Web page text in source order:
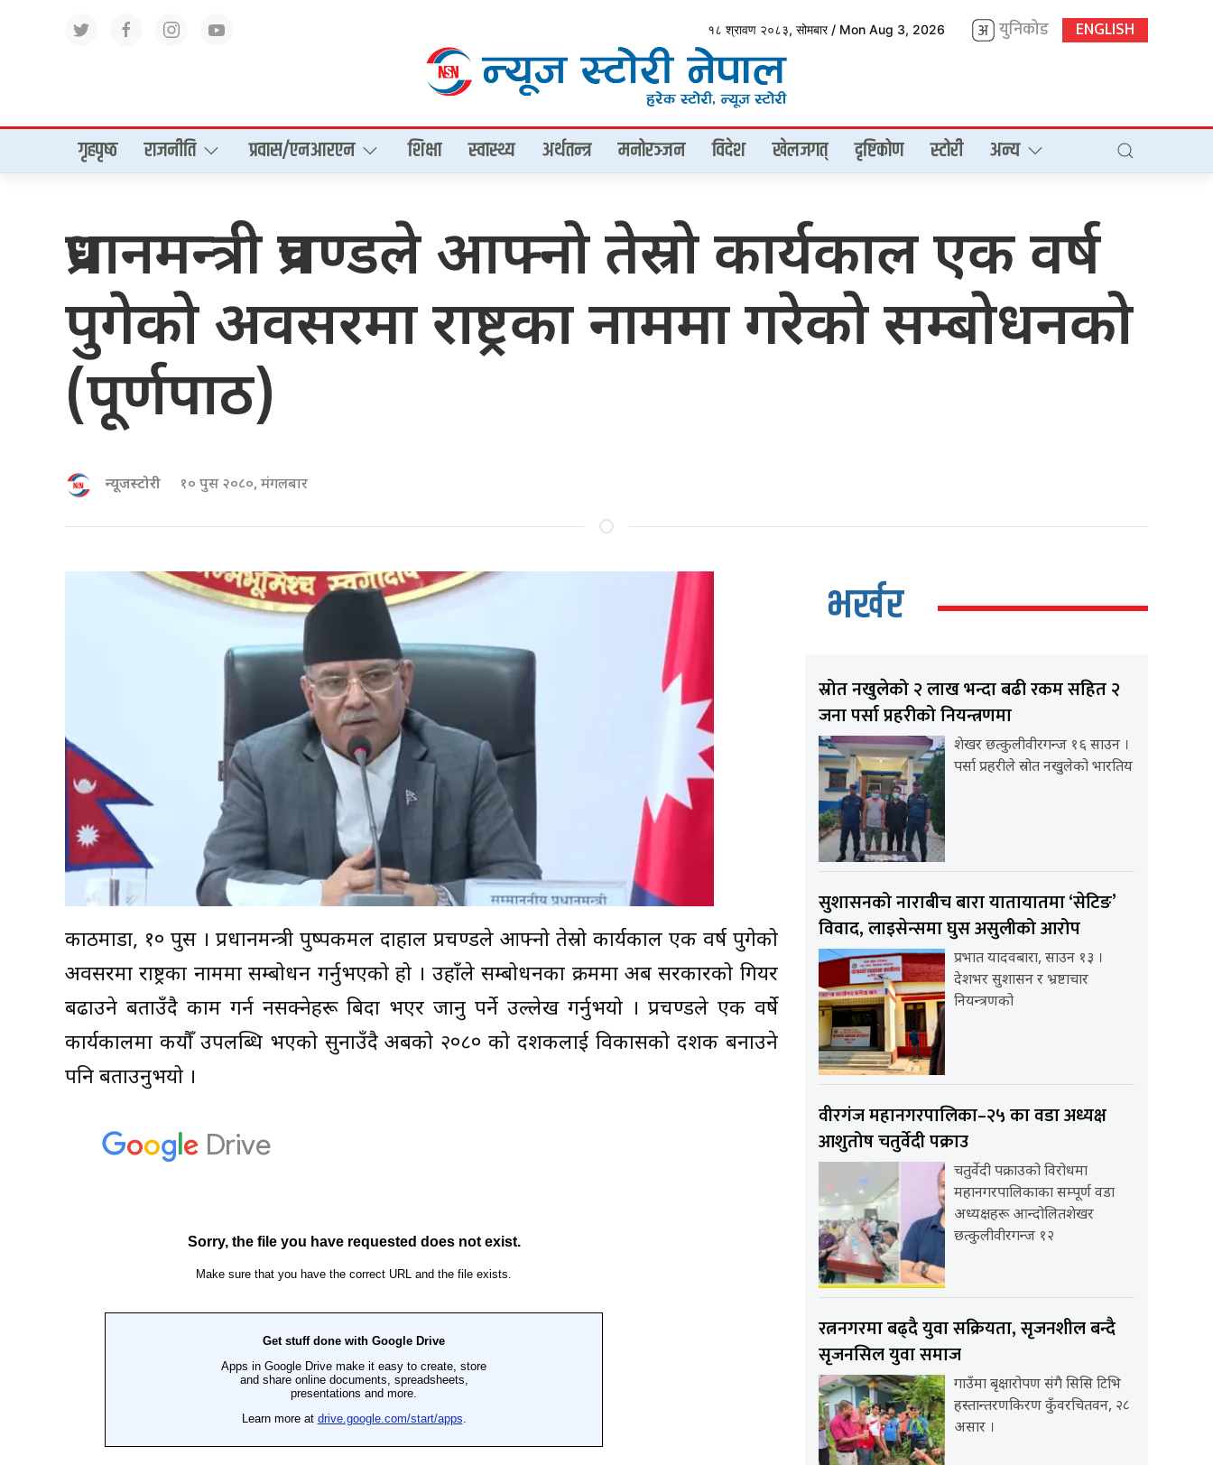
१८ श्रावण २०८३, सोमबार / Mon Aug 3, 2026 युनिकोड ENGLISH
गृहपृष्‍ठ राजनीति प्रवास/एनआरएन शिक्षा स्वास्थ्य अर्थतन्त्र मनोरञ्जन विदेश खेलजगत् दृष्टिकोण स्टोरी अन्य
प्रधानमन्त्री प्रचण्डले आफ्नो तेस्रो कार्यकाल एक वर्ष
पुगेको अवसरमा राष्ट्रका नाममा गरेको सम्बोधनको
(पूर्णपाठ)
न्यूजस्टोरी १० पुस २०८०, मंगलबार
काठमाडौं, १० पुस । प्रधानमन्त्री पुष्पकमल दाहाल प्रचण्डले आफ्नो तेस्रो कार्यकाल एक वर्ष पुगेको
अवसरमा राष्ट्रका नाममा सम्बोधन गर्नुभएको हो । उहाँले सम्बोधनका क्रममा अब सरकारको गियर
बढाउने बताउँदै काम गर्न नसक्नेहरू बिदा भएर जानु पर्ने उल्लेख गर्नुभयो । प्रचण्डले एक वर्षे
कार्यकालमा कयौँ उपलब्धि भएको सुनाउँदै अबको २०८० को दशकलाई विकासको दशक बनाउने
पनि बताउनुभयो ।
भर्खर
स्रोत नखुलेको २ लाख भन्दा बढी रकम सहित २
जना पर्सा प्रहरीको नियन्त्रणमा
शेखर छत्कुलीवीरगन्ज १६ साउन ।
पर्सा प्रहरीले स्रोत नखुलेको भारतिय
सुशासनको नाराबीच बारा यातायातमा ‘सेटिङ’
विवाद, लाइसेन्समा घुस असुलीको आरोप
प्रभात यादवबारा, साउन १३ ।
देशभर सुशासन र भ्रष्टाचार
नियन्त्रणको
वीरगंज महानगरपालिका–२५ का वडा अध्यक्ष
आशुतोष चतुर्वेदी पक्राउ
चतुर्वेदी पक्राउको विरोधमा
महानगरपालिकाका सम्पूर्ण वडा
अध्यक्षहरू आन्दोलितशेखर
छत्कुलीवीरगन्ज १२
रत्ननगरमा बढ्दै युवा सक्रियता, सृजनशील बन्दै
सृजनसिल युवा समाज
गाउँमा बृक्षारोपण संगै सिसि टिभि
हस्तान्तरणकिरण कुँवरचितवन, २८
असार ।